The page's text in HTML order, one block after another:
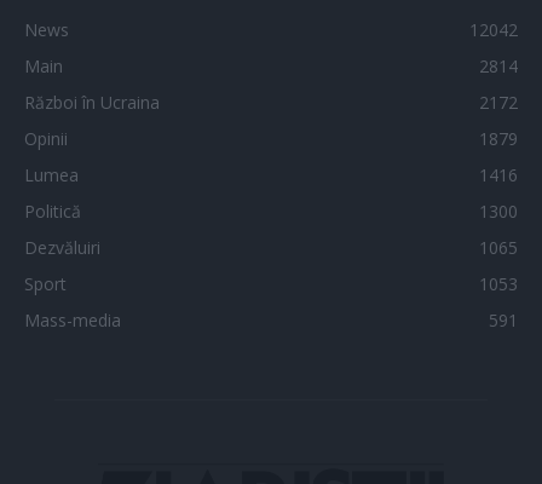
News
12042
Main
2814
Război în Ucraina
2172
Opinii
1879
Lumea
1416
Politică
1300
Dezvăluiri
1065
Sport
1053
Mass-media
591